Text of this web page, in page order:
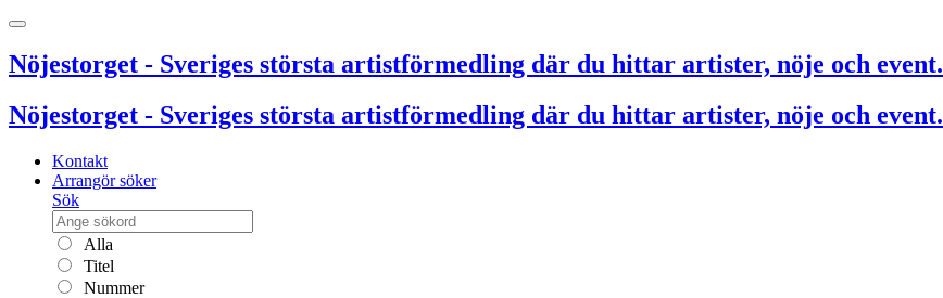
Nöjestorget - Sveriges största artistförmedling där du hittar artister, nöje och event.
Nöjestorget - Sveriges största artistförmedling där du hittar artister, nöje och event.
Kontakt
Arrangör söker
Sök
Alla
Titel
Nummer